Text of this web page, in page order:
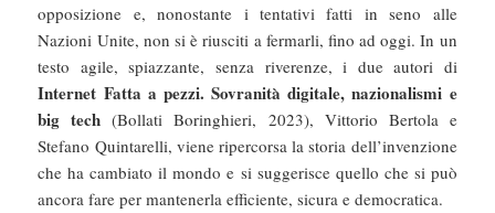
opposizione e, nonostante i tentativi fatti in seno alle
Nazioni Unite, non si è riusciti a fermarli, fino ad oggi. In un
testo agile, spiazzante, senza riverenze, i due autori di
Internet Fatta a pezzi. Sovranità digitale, nazionalismi e
big tech (Bollati Boringhieri, 2023), Vittorio Bertola e
Stefano Quintarelli, viene ripercorsa la storia dell’invenzione
che ha cambiato il mondo e si suggerisce quello che si può
ancora fare per mantenerla efficiente, sicura e democratica.